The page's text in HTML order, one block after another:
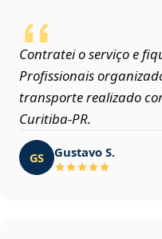
Contratei o serviço e
Profissionais
transporte realizado
Curitiba‑PR.
GS Gustavo S.